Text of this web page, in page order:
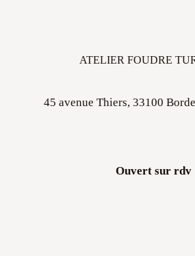
ATELIER FOUDRE
45 avenue Thiers, 33100
Ouvert sur rdv